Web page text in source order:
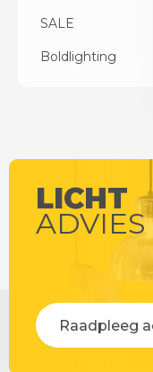
SALE
Boldlighting
LICHT
ADVIES
Raadpleeg